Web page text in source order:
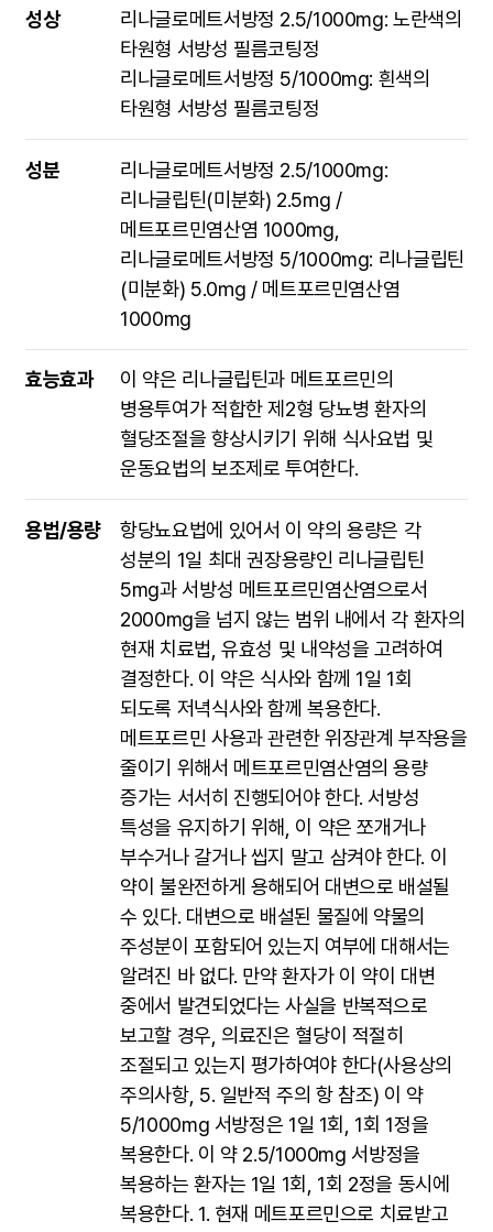
성상
리나글로메트서방정 2.5/1000mg: 노란색의
타원형 서방성 필름코팅정
리나글로메트서방정 5/1000mg: 흰색의
타원형 서방성 필름코팅정
성분
리나글로메트서방정 2.5/1000mg:
리나글립틴(미분화) 2.5㎎ /
메트포르민염산염 1000㎎,
리나글로메트서방정 5/1000mg: 리나글립틴
(미분화) 5.0㎎ / 메트포르민염산염
1000mg
효능효과
이 약은 리나글립틴과 메트포르민의
병용투여가 적합한 제2형 당뇨병 환자의
혈당조절을 향상시키기 위해 식사요법 및
운동요법의 보조제로 투여한다.
용법/용량
항당뇨요법에 있어서 이 약의 용량은 각
성분의 1일 최대 권장용량인 리나글립틴
5mg과 서방성 메트포르민염산염으로서
2000mg을 넘지 않는 범위 내에서 각 환자의
현재 치료법, 유효성 및 내약성을 고려하여
결정한다. 이 약은 식사와 함께 1일 1회
되도록 저녁식사와 함께 복용한다.
메트포르민 사용과 관련한 위장관계 부작용을
줄이기 위해서 메트포르민염산염의 용량
증가는 서서히 진행되어야 한다. 서방성
특성을 유지하기 위해, 이 약은 쪼개거나
부수거나 갈거나 씹지 말고 삼켜야 한다. 이
약이 불완전하게 용해되어 대변으로 배설될
수 있다. 대변으로 배설된 물질에 약물의
주성분이 포함되어 있는지 여부에 대해서는
알려진 바 없다. 만약 환자가 이 약이 대변
중에서 발견되었다는 사실을 반복적으로
보고할 경우, 의료진은 혈당이 적절히
조절되고 있는지 평가하여야 한다(사용상의
주의사항, 5. 일반적 주의 항 참조) 이 약
5/1000mg 서방정은 1일 1회, 1회 1정을
복용한다. 이 약 2.5/1000mg 서방정을
복용하는 환자는 1일 1회, 1회 2정을 동시에
복용한다. 1. 현재 메트포르민으로 치료받고